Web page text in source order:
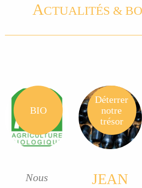
ACTUALITÉS &
BIO
Nous
Déterrer
notre
trésor
JEAN